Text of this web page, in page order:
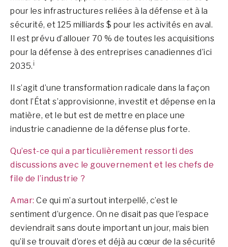
pour les infrastructures reliées à la défense et à la
sécurité, et 125 milliards $ pour les activités en aval.
Il est prévu d’allouer 70 % de toutes les acquisitions
pour la défense à des entreprises canadiennes d’ici
2035. i
Il s’agit d’une transformation radicale dans la façon
dont l’État s’approvisionne, investit et dépense en la
matière, et le but est de mettre en place une
industrie canadienne de la défense plus forte.
Qu’est-ce qui a particulièrement ressorti des
discussions avec le gouvernement et les chefs de
file de l’industrie ?
Amar: Ce qui m’a surtout interpellé, c’est le
sentiment d’urgence. On ne disait pas que l’espace
deviendrait sans doute important un jour, mais bien
qu’il se trouvait d’ores et déjà au cœur de la sécurité